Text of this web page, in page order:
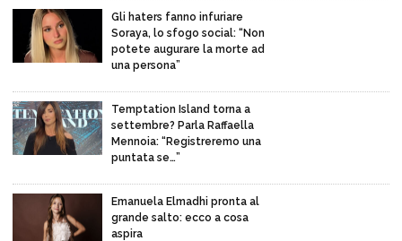
Gli haters fanno infuriare
Soraya, lo sfogo social: “Non
potete augurare la morte ad
una persona”
Temptation Island torna a
settembre? Parla Raffaella
Mennoia: “Registreremo una
puntata se…”
Emanuela Elmadhi pronta al
grande salto: ecco a cosa
aspira